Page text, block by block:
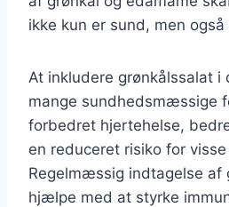
ikke kun er sund, men
At inkludere grønkålssalat i
mange sundhedsmæssige
forbedret hjertehelse,
en reduceret risiko for
Regelmæssig indtagelse af
hjælpe med at styrke